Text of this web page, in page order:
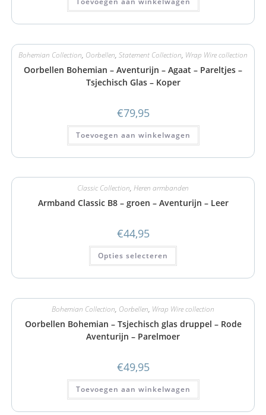
Bohemian Collection, Oorbellen, Statement Collection, Wrap Wire collection
Oorbellen Bohemian – Aventurijn – Agaat – Pareltjes –
Tsjechisch Glas – Koper
€79,95
Toevoegen aan winkelwagen
Classic Collection, Heren armbanden
Armband Classic B8 – groen – Aventurijn – Leer
€44,95
Opties selecteren
Bohemian Collection, Oorbellen, Wrap Wire collection
Oorbellen Bohemian – Tsjechisch glas druppel – Rode
Aventurijn – Parelmoer
€49,95
Toevoegen aan winkelwagen